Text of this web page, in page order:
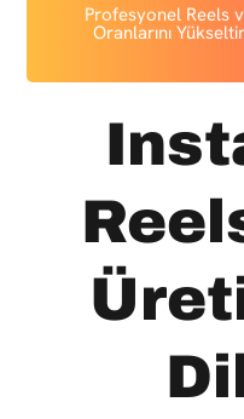
Profesyonel Reels
Oranlarını